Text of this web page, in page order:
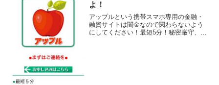
よ！
アップルという携帯スマホ専用の金融・
融資サイトは闇金なので関わらないよう
にしてください！最短5分！秘密厳守、当